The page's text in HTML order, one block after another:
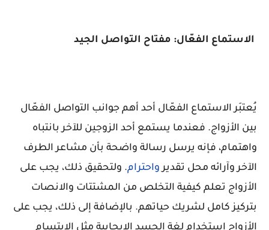
الاستماع الفعّال: مفتاح التواصل الجيد
يُعتبَر الاستماع الفعّال أحد أهم جوانب التواصل الفعّال
بين الأزواج. فعندما يستمع أحد الزوجين للآخر بانتباه
واهتمام، فإنه يرسل رسالة واضحة بأن مشاعر الطرف
الآخر وآرائه محل تقديرواحترام. ولتحقيق ذلك، يجب على
الأزواج تعلم كيفية التخلص من المشتتات والانصات
بتركيز كامل لشريك حياتهم. بالإضافة إلى ذلك، يجب على
الأزواج استخدام لغة الجسد الإيجابية مثل الابتسام